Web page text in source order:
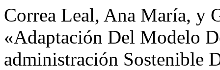
Correa Leal, Ana María, y
«Adaptación Del Modelo
administración Sostenible